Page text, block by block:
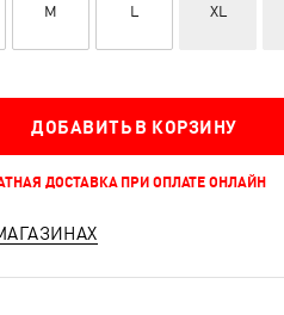
M L XL
ДОБАВИТЬ В КОРЗИНУ
ДОСТАВКА ПРИ ОПЛАТЕ ОНЛАЙН